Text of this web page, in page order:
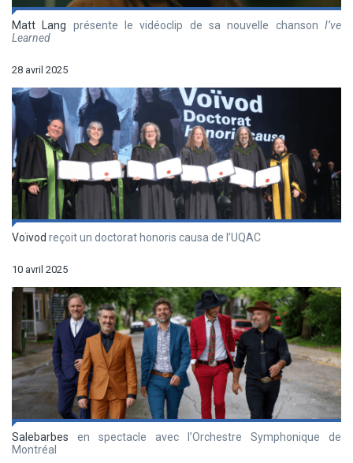
Matt Lang présente le vidéoclip de sa nouvelle chansonI’ve
Learned
28 avril 2025
Voïvod reçoit un doctorat honoris causa de l’UQAC
10 avril 2025
Salebarbes en spectacle avec l’Orchestre Symphonique de
Montréal